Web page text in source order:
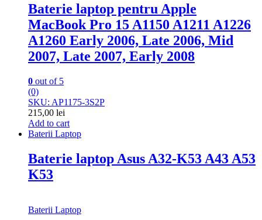
Baterie laptop pentru Apple
MacBook Pro 15 A1150 A1211 A1226
A1260 Early 2006, Late 2006, Mid
2007, Late 2007, Early 2008
0 out of 5
(0)
SKU: AP1175-3S2P
215,00 lei
Add to cart
Baterii Laptop
Baterie laptop Asus A32-K53 A43 A53
K53
Baterii Laptop